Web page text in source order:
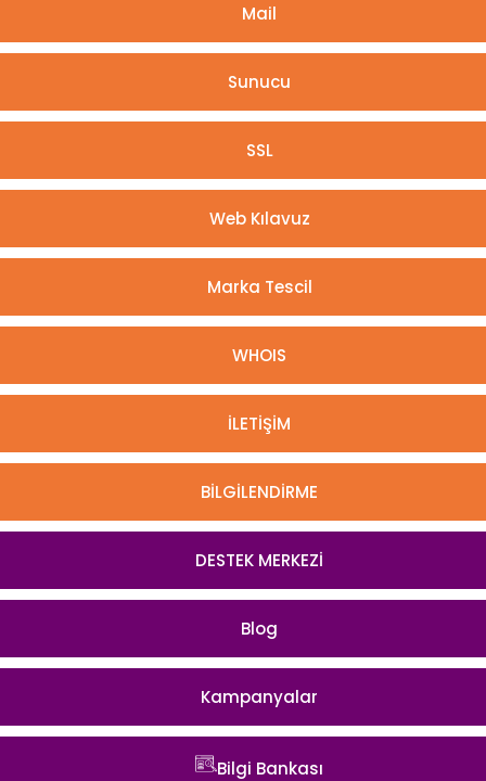
Mail
Sunucu
SSL
Web Kılavuz
Marka Tescil
WHOIS
İLETİŞİM
BİLGİLENDİRME
DESTEK MERKEZİ
Blog
Kampanyalar
Bilgi Bankası